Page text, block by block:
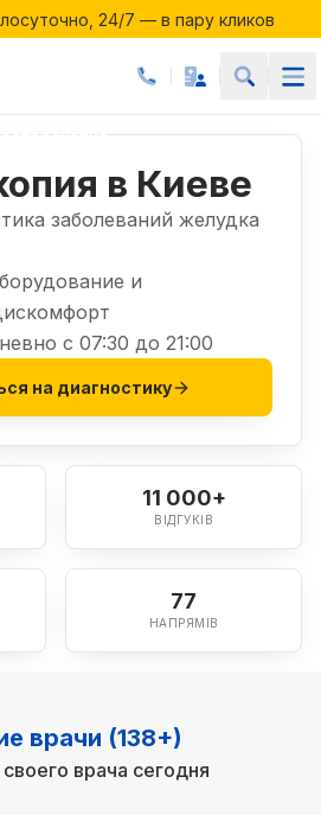
24/7 — в пару кликов
24/7 — в пару кликов
в Киеве
заболеваний желудка
и
с 07:30 до 21:00
на диагностику
11 000+
ВІДГУКІВ
77
НАПРЯМІВ
врачи (138+)
врача сегодня